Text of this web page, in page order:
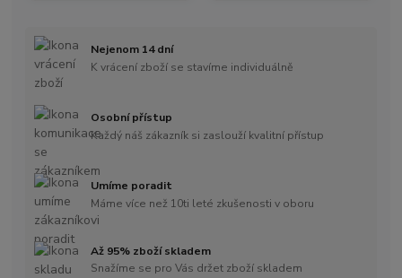
Nejenom 14 dní
K vrácení zboží se stavíme individuálně
Osobní přístup
Každý náš zákazník si zaslouží kvalitní přístup
Umíme poradit
Máme více než 10ti leté zkušenosti v oboru
Až 95% zboží skladem
Snažíme se pro Vás držet zboží skladem